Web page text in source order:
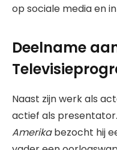
op sociale media en
Deelname
Naast zijn werk als
actief als
Amerikabezocht hij